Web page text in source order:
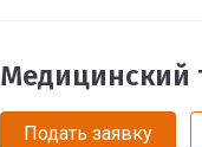
Медицинский
Подать заявку